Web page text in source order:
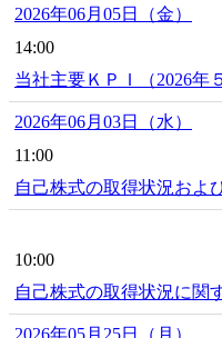
2026年06月05日（金）
14:00
当社主要ＫＰＩ（2026年
2026年06月03日（水）
11:00
自己株式の取得状況およ
10:00
自己株式の取得状況に関
2026年05月25日（月）